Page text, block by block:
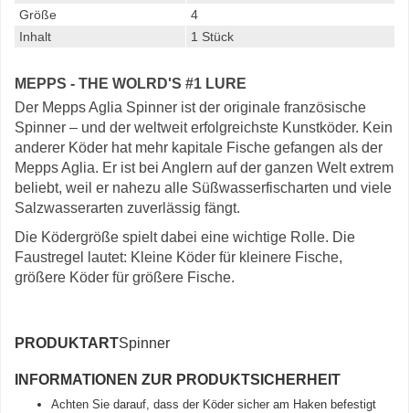
Größe
4
Inhalt
1 Stück
MEPPS - THE WOLRD'S #1 LURE
Der Mepps Aglia Spinner ist der originale französische
Spinner – und der weltweit erfolgreichste Kunstköder. Kein
anderer Köder hat mehr kapitale Fische gefangen als der
Mepps Aglia. Er ist bei Anglern auf der ganzen Welt extrem
beliebt, weil er nahezu alle Süßwasserfischarten und viele
Salzwasserarten zuverlässig fängt.
Die Ködergröße spielt dabei eine wichtige Rolle. Die
Faustregel lautet: Kleine Köder für kleinere Fische,
größere Köder für größere Fische.
PRODUKTARTSpinner
INFORMATIONEN ZUR PRODUKTSICHERHEIT
Achten Sie darauf, dass der Köder sicher am Haken befestigt